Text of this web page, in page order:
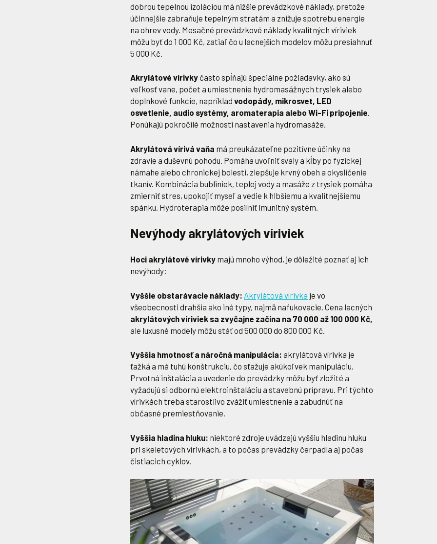
dobrou tepelnou izoláciou má nižšie prevádzkové náklady, pretože
účinnejšie zabraňuje tepelným stratám a znižuje spotrebu energie
na ohrev vody. Mesačné prevádzkové náklady kvalitných víriviek
môžu byť do 1 000 Kč, zatiaľ čo u lacnejších modelov môžu presiahnuť
5 000 Kč.
Akrylátové vírivky často spĺňajú špeciálne požiadavky, ako sú
veľkosť vane, počet a umiestnenie hydromasážnych trysiek alebo
doplnkové funkcie, napríklad vodopády, mikrosvet, LED
osvetlenie, audio systémy, aromaterapia alebo Wi-Fi pripojenie.
Ponúkajú pokročilé možnosti nastavenia hydromasáže.
Akrylátová vírivá vaňa má preukázateľne pozitívne účinky na
zdravie a duševnú pohodu. Pomáha uvoľniť svaly a kĺby po fyzickej
námahe alebo chronickej bolesti, zlepšuje krvný obeh a okysličenie
tkanív. Kombinácia bubliniek, teplej vody a masáže z trysiek pomáha
zmierniť stres, upokojiť myseľ a vedie k hlbšiemu a kvalitnejšiemu
spánku. Hydroterapia môže posilniť imunitný systém.
Nevýhody akrylátových víriviek
Hoci akrylátové vírivky majú mnoho výhod, je dôležité poznať aj ich
nevýhody:
Vyššie obstarávacie náklady: Akrylátová vírivka je vo
všeobecnosti drahšia ako iné typy, najmä nafukovacie. Cena lacných
akrylátových víriviek sa zvyčajne začína na 70 000 až 100 000 Kč,
ale luxusné modely môžu stáť od 500 000 do 800 000 Kč.
Vyššia hmotnosť a náročná manipulácia: akrylátová vírivka je
ťažká a má tuhú konštrukciu, čo sťažuje akúkoľvek manipuláciu.
Prvotná inštalácia a uvedenie do prevádzky môžu byť zložité a
vyžadujú si odbornú elektroinštaláciu a stavebnú prípravu. Pri týchto
vírivkách treba starostlivo zvážiť umiestnenie a zabudnúť na
občasné premiestňovanie.
Vyššia hladina hluku: niektoré zdroje uvádzajú vyššiu hladinu hluku
pri skeletových vírivkách, a to počas prevádzky čerpadla aj počas
čistiacich cyklov.